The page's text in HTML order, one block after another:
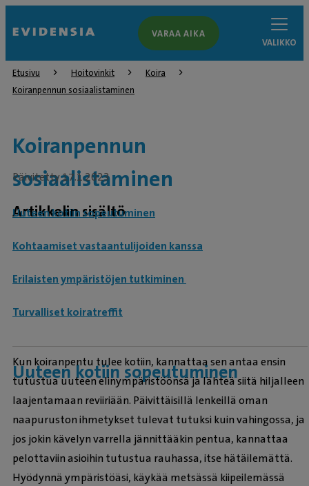
VARAA AIKA
VALIKKO
Etusivu Hoitovinkit
Koira
Koiranpennun sosiaalistaminen
Koiranpennun
sosiaalistaminen
Päivitetty 17.1.2023
Artikkelin sisältö
Uuteen kotiin sopeutuminen
Kohtaamiset vastaantulijoiden kanssa
Erilaisten ympäristöjen tutkiminen
Turvalliset koiratreffit
Uuteen kotiin sopeutuminen
Kun koiranpentu tulee kotiin, kannattaa sen antaa ensin
tutustua uuteen elinympäristöönsä ja lähteä siitä hiljalleen
laajentamaan reviiriään. Päivittäisillä lenkeillä oman
naapuruston ihmetykset tulevat tutuksi kuin vahingossa, ja
jos jokin kävelyn varrella jännittääkin pentua, kannattaa
pelottaviin asioihin tutustua rauhassa, itse hätäilemättä.
Hyödynnä ympäristöäsi, käykää metsässä kiipeilemässä